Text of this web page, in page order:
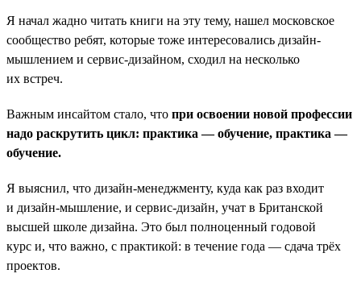
Я начал жадно читать книги на эту тему, нашел московское
сообщество ребят, которые тоже интересовались дизайн-
мышлением и сервис-дизайном, сходил на несколько
их встреч.
Важным инсайтом стало, что при освоении новой профессии
надо раскрутить цикл: практика — обучение, практика —
обучение.
Я выяснил, что дизайн-менеджменту, куда как раз входит
и дизайн-мышление, и сервис-дизайн, учат в Британской
высшей школе дизайна. Это был полноценный годовой
курс и, что важно, с практикой: в течение года — сдача трёх
проектов.